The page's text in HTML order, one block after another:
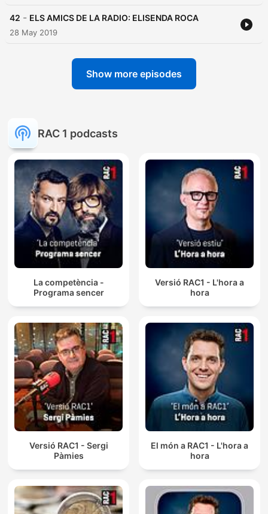
42 - ELS AMICS DE LA RADIO: ELISENDA ROCA
28 May 2019
Show more episodes
RAC 1 podcasts
La competència -
Programa sencer
Versió RAC1 - L'hora a
hora
Versió RAC1 - Sergi
Pàmies
El món a RAC1 - L'hora a
hora